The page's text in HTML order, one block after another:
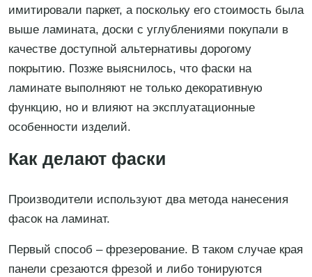
имитировали паркет, а поскольку его стоимость была
выше ламината, доски с углублениями покупали в
качестве доступной альтернативы дорогому
покрытию. Позже выяснилось, что фаски на
ламинате выполняют не только декоративную
функцию, но и влияют на эксплуатационные
особенности изделий.
Как делают фаски
Производители используют два метода нанесения
фасок на ламинат.
Первый способ – фрезерование. В таком случае края
панели срезаются фрезой и либо тонируются